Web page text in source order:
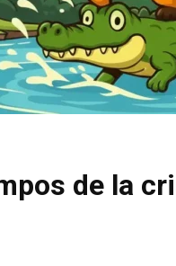
de la